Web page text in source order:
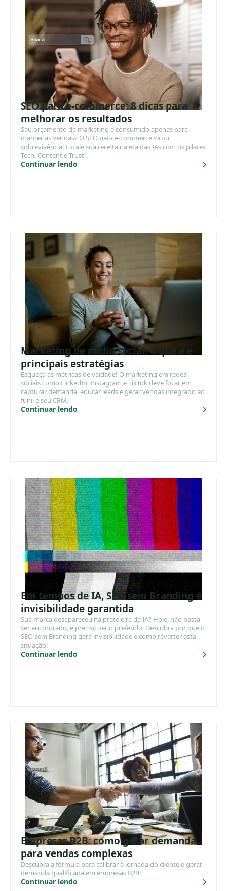
SEO para e-commerce: 8 dicas para
melhorar os resultados
Seu orçamento de marketing é consumido apenas para
manter as vendas? O SEO para e-commerce virou
sobrevivência! Escale sua receita na era das IAs com os pilares
Tech, Content e Trust!
Continuar lendo
Marketing de mídia social: o que é e
principais estratégias
Esqueça as métricas de vaidade! O marketing em redes
sociais como LinkedIn, Instagram e TikTok deve focar em
capturar demanda, educar leads e gerar vendas integrado ao
funil e seu CRM.
Continuar lendo
Em tempos de IA, SEO sem Branding é
invisibilidade garantida
Sua marca desapareceu na prateleira da IA? Hoje, não basta
ser encontrado, é preciso ser o preferido. Descubra por que o
SEO sem Branding gera invisibilidade e como reverter esta
situação!
Continuar lendo
Empresas B2B: como gerar demanda
para vendas complexas
Descubra a fórmula para calibrar a jornada do cliente e gerar
demanda qualificada em empresas B2B!
Continuar lendo